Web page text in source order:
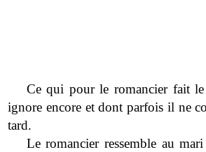
Ce qui pour le romancier fait
ignore encore et dont parfois il ne
tard.
Le romancier ressemble au